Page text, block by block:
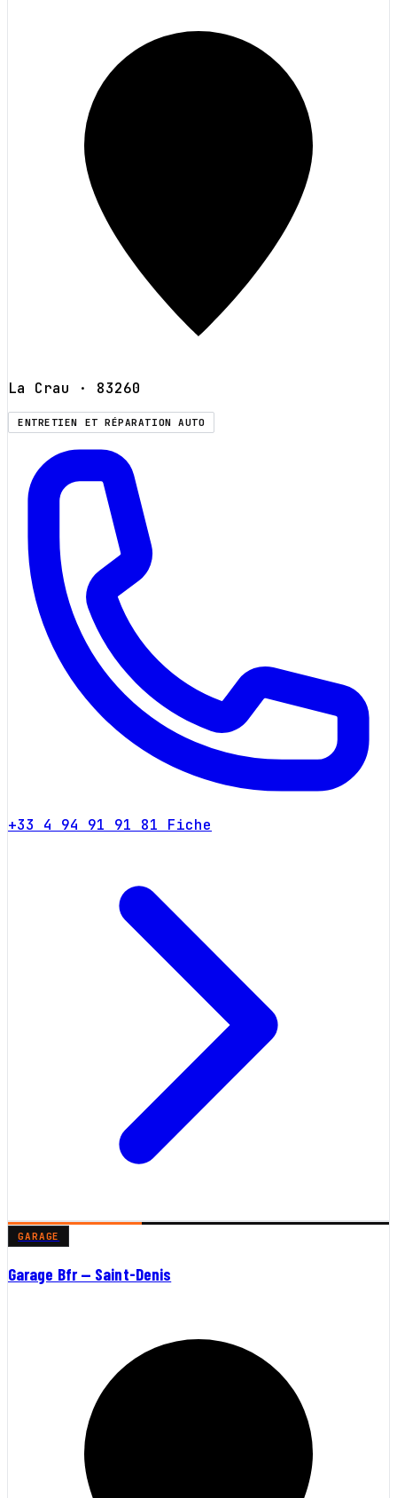
La Crau · 83260
ENTRETIEN ET RÉPARATION AUTO
+33 4 94 91 91 81 Fiche
GARAGE
Garage Bfr — Saint-Denis